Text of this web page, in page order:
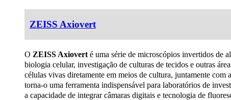
ZEISS Axiovert
O ZEISS Axiovert é uma série de microscópios invertidos de
biologia celular, investigação de culturas de tecidos e outras
células vivas diretamente em meios de cultura, juntamente
torna-o uma ferramenta indispensável para laboratórios de
a capacidade de integrar câmaras digitais e tecnologia de